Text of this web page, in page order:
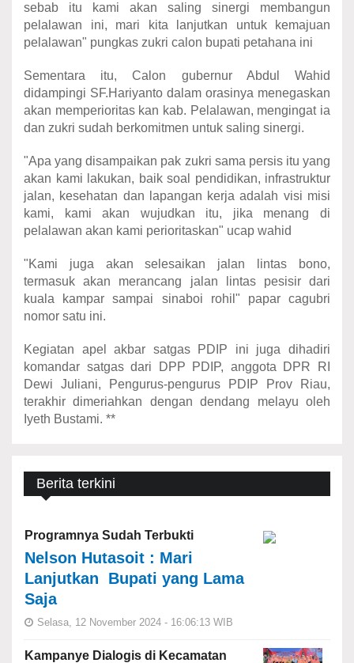
sebab itu kami akan saling sinergi membangun
pelalawan ini, mari kita lanjutkan untuk kemajuan
pelalawan" pungkas zukri calon bupati petahana ini
Sementara itu, Calon gubernur Abdul Wahid
didampingi SF.Hariyanto dalam orasinya menegaskan
akan memperioritas kan kab. Pelalawan, mengingat ia
dan zukri sudah berkomitmen untuk saling sinergi.
"Apa yang disampaikan pak zukri sama persis itu yang
akan kami lakukan, baik soal pendidikan, infrastruktur
jalan, kesehatan dan lapangan kerja adalah visi misi
kami, kami akan wujudkan itu, jika menang di
pelalawan akan kami perioritaskan" ucap wahid
"Kami juga akan selesaikan jalan lintas bono,
termasuk akan merancang jalan lintas pesisir dari
kuala kampar sampai sinaboi rohil" papar cagubri
nomor satu ini.
Kegiatan apel akbar satgas PDIP ini juga dihadiri
komandar satgas dari DPP PDIP, anggota DPR RI
Dewi Juliani, Pengurus-pengurus PDIP Prov Riau,
terakhir dimeriahkan dengan dendang melayu oleh
Iyeth Bustami. **
Berita terkini
Programnya Sudah Terbukti
Nelson Hutasoit : Mari
Lanjutkan Bupati yang Lama
Saja
Selasa, 12 November 2024 - 16:06:13 WIB
Kampanye Dialogis di Kecamatan